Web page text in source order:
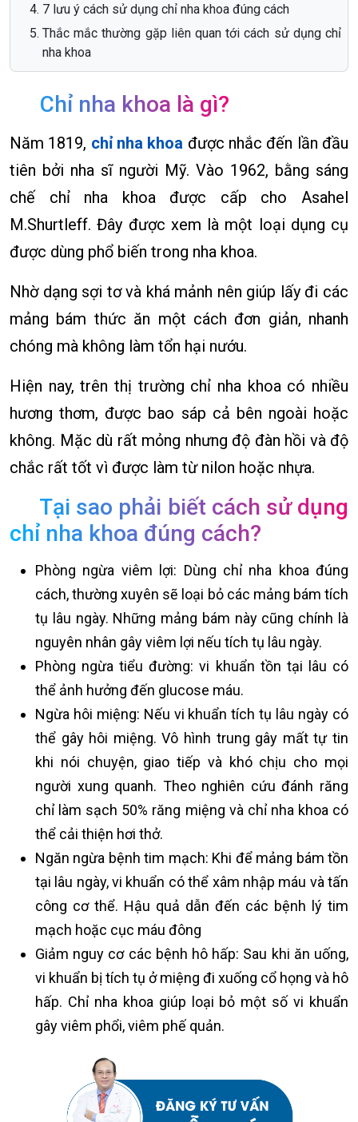
7 lưu ý cách sử dụng chỉ nha khoa đúng cách
Thắc mắc thường gặp liên quan tới cách sử dụng chỉ
nha khoa
Chỉ nha khoa là gì?
Năm 1819, chỉ nha khoa được nhắc đến lần đầu
tiên bởi nha sĩ người Mỹ. Vào 1962, bằng sáng
chế chỉ nha khoa được cấp cho Asahel
M.Shurtleff. Đây được xem là một loại dụng cụ
được dùng phổ biến trong nha khoa.
Nhờ dạng sợi tơ và khá mảnh nên giúp lấy đi các
mảng bám thức ăn một cách đơn giản, nhanh
chóng mà không làm tổn hại nướu.
Hiện nay, trên thị trường chỉ nha khoa có nhiều
hương thơm, được bao sáp cả bên ngoài hoặc
không. Mặc dù rất mỏng nhưng độ đàn hồi và độ
chắc rất tốt vì được làm từ nilon hoặc nhựa.
Tại sao phải biết cách sử dụng
chỉ nha khoa đúng cách?
Phòng ngừa viêm lợi: Dùng chỉ nha khoa đúng
cách, thường xuyên sẽ loại bỏ các mảng bám tích
tụ lâu ngày. Những mảng bám này cũng chính là
nguyên nhân gây viêm lợi nếu tích tụ lâu ngày.
Phòng ngừa tiểu đường: vi khuẩn tồn tại lâu có
thể ảnh hưởng đến glucose máu.
Ngừa hôi miệng: Nếu vi khuẩn tích tụ lâu ngày có
thể gây hôi miệng. Vô hình trung gây mất tự tin
khi nói chuyện, giao tiếp và khó chịu cho mọi
người xung quanh. Theo nghiên cứu đánh răng
chỉ làm sạch 50% răng miệng và chỉ nha khoa có
thể cải thiện hơi thở.
Ngăn ngừa bệnh tim mạch: Khi để mảng bám tồn
tại lâu ngày, vi khuẩn có thể xâm nhập máu và tấn
công cơ thể. Hậu quả dẫn đến các bệnh lý tim
mạch hoặc cục máu đông
Giảm nguy cơ các bệnh hô hấp: Sau khi ăn uống,
vi khuẩn bị tích tụ ở miệng đi xuống cổ họng và hô
hấp. Chỉ nha khoa giúp loại bỏ một số vi khuẩn
gây viêm phổi, viêm phế quản.